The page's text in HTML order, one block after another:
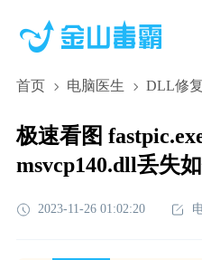
首页 电脑医生 DLL修复
极速看图
msvcp140.dll丢失
2023-11-26 01:02:20